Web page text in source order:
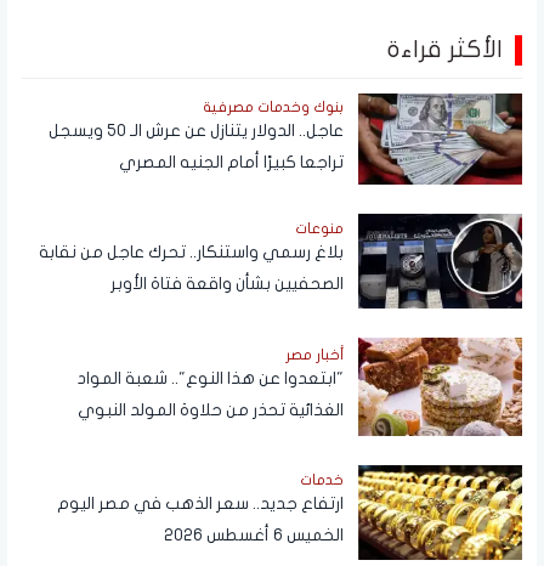
الأكثر قراءة
بنوك وخدمات مصرفية
عاجل.. الدولار يتنازل عن عرش الـ 50 ويسجل
تراجعا كبيرًا أمام الجنيه المصري
منوعات
بلاغ رسمي واستنكار.. تحرك عاجل من نقابة
الصحفيين بشأن واقعة فتاة الأوبر
أخبار مصر
"ابتعدوا عن هذا النوع".. شعبة المواد
الغذائية تحذر من حلاوة المولد النبوي
خدمات
ارتفاع جديد.. سعر الذهب في مصر اليوم
الخميس 6 أغسطس 2026